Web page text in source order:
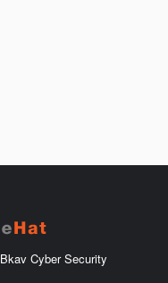
Bkav Cyber Security